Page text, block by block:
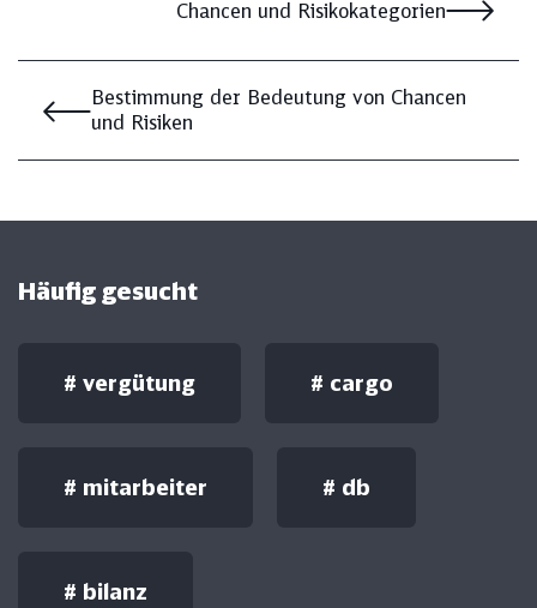
Bestimmung der Bedeutung von Chancen
und Risiken
Chancen und Risikokategorien
Häufig gesucht
# vergütung # cargo
# mitarbeiter # db
# bilanz